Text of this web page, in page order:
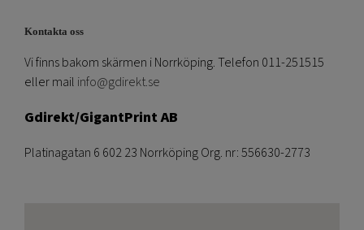
Kontakta oss
Vi finns bakom skärmen i Norrköping. Telefon 011-251515
eller mail info@gdirekt.se
Gdirekt/GigantPrint AB
Platinagatan 6 602 23 Norrköping Org. nr: 556630-2773